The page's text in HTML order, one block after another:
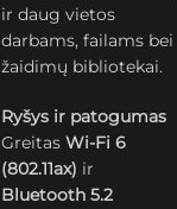
ir daug vietos
darbams, failams bei
žaidimų bibliotekai.
Ryšys ir patogumas
GreitasWi-Fi 6
(802.11ax) ir
Bluetooth 5.2